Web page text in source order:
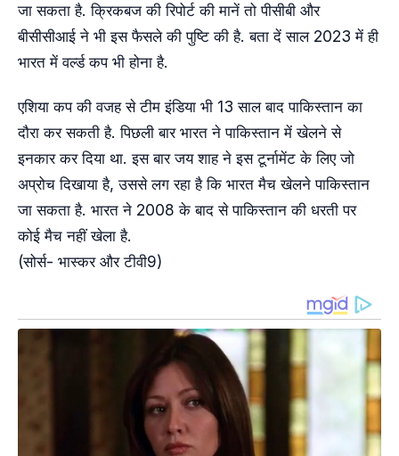
जा सकता है. क्रिकबज की रिपोर्ट की मानें तो पीसीबी और
बीसीसीआई ने भी इस फैसले की पुष्टि की है. बता दें साल 2023 में ही
भारत में वर्ल्ड कप भी होना है.
एशिया कप की वजह से टीम इंडिया भी 13 साल बाद पाकिस्तान का
दौरा कर सकती है. पिछली बार भारत ने पाकिस्तान में खेलने से
इनकार कर दिया था. इस बार जय शाह ने इस टूर्नामेंट के लिए जो
अप्रोच दिखाया है, उससे लग रहा है कि भारत मैच खेलने पाकिस्तान
जा सकता है. भारत ने 2008 के बाद से पाकिस्तान की धरती पर
कोई मैच नहीं खेला है.
(सोर्स- भास्कर और टीवी9)